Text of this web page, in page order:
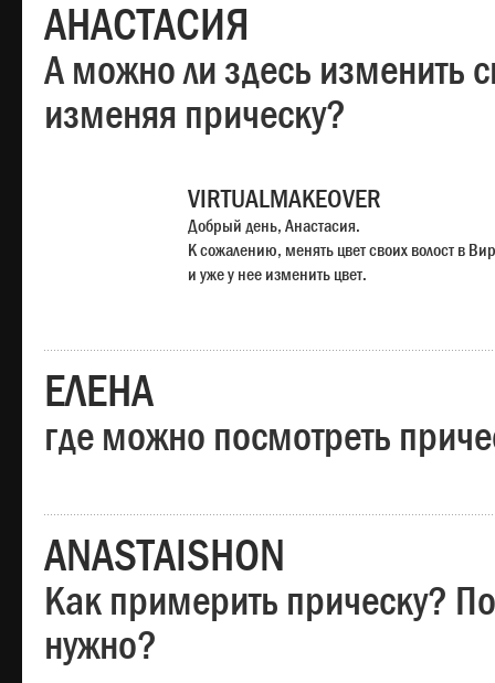
АНАСТАСИЯ
А можно ли здесь изменить
изменяя прическу?
VIRTUALMAKEOVER
Добрый день, Анастасия.
К сожалению, менять цвет своих волост в
и уже у нее изменить цвет.
ЕЛЕНА
где можно посмотреть
ANASTAISHON
Как примерить прическу?
нужно?